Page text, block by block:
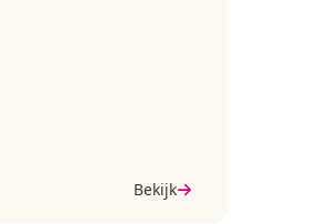
Bekijk